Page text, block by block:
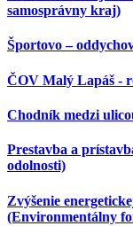
samosprávny kraj)
Športovo –
ČOV Malý Lapáš -
Chodník medzi
Prestavba a
odolnosti)
Zvýšenie
(Environmentálny